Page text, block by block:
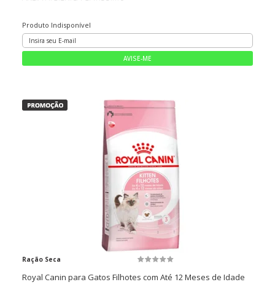
Produto Indisponível
Ração Seca
Royal Canin para Gatos Filhotes com Até 12 Meses de Idade